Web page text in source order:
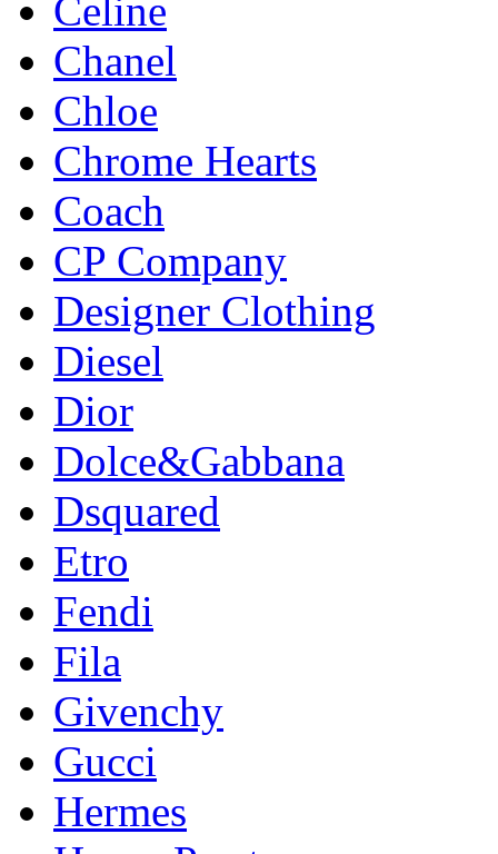
Celine
Chanel
Chloe
Chrome Hearts
Coach
CP Company
Designer Clothing
Diesel
Dior
Dolce&Gabbana
Dsquared
Etro
Fendi
Fila
Givenchy
Gucci
Hermes